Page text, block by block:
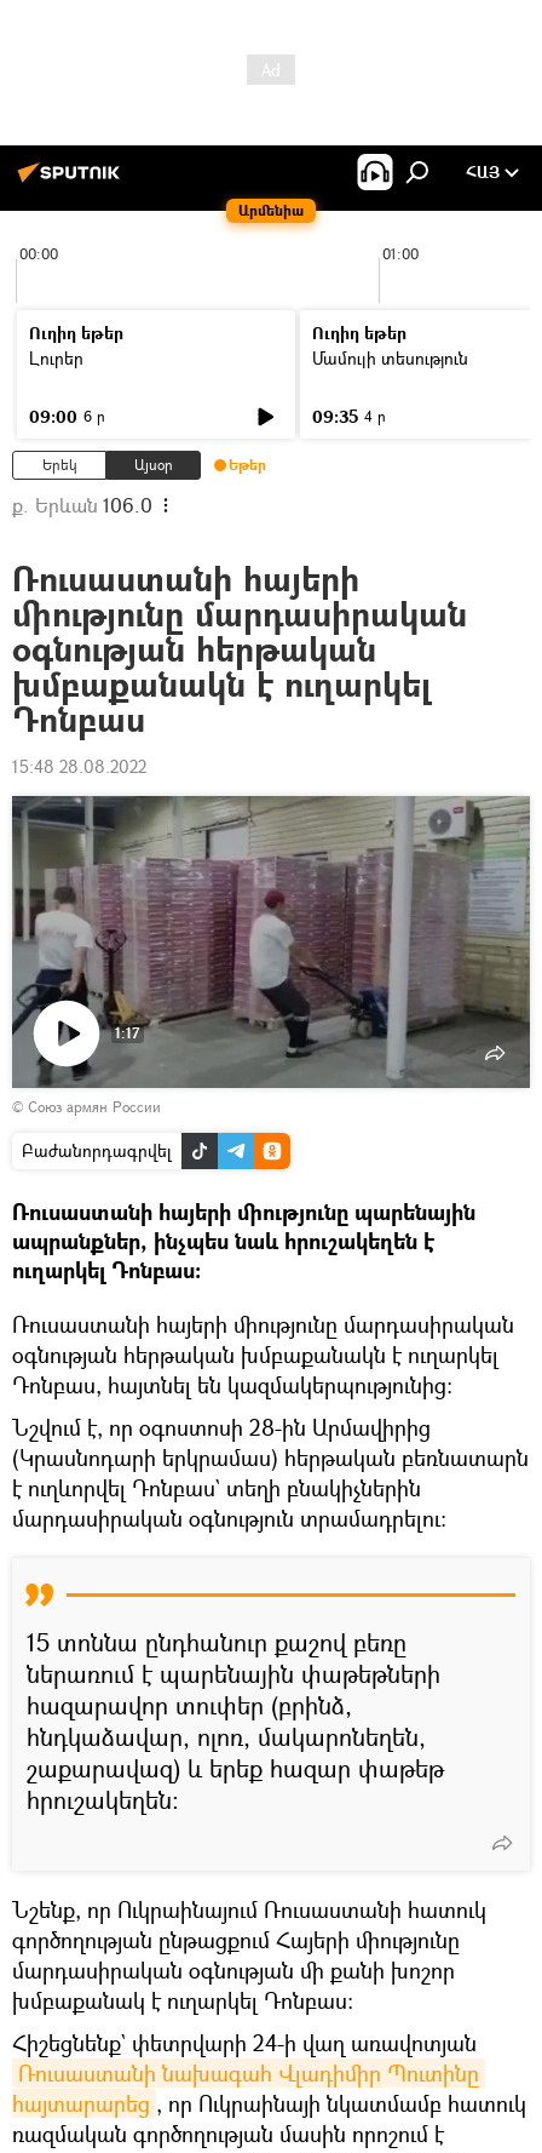
Արմենիա
ՀԱՅ
00:00 01:00
Ուղիղ եթեր
Լուրեր
09:00 6 ր
Ուղիղ եթեր
Մամուլի տեսություն
09:35 4 ր
Երեկ Այսօր Եթեր
ք. Երևան 106.0
Ռուսաստանի հայերի
միությունը մարդասիրական
օգնության հերթական
խմբաքանակն է ուղարկել
Դոնբաս
15:48 28.08.2022
Դիտել
տեսանյութը
1:17
© Союз армян России
Բաժանորդագրվել
Ռուսաստանի հայերի միությունը պարենային
ապրանքներ, ինչպես նաև հրուշակեղեն է
ուղարկել Դոնբաս:
Ռուսաստանի հայերի միությունը մարդասիրական
օգնության հերթական խմբաքանակն է ուղարկել
Դոնբաս, հայտնել են կազմակերպությունից։
Նշվում է, որ օգոստոսի 28-ին Արմավիրից
(Կրասնոդարի երկրամաս) հերթական բեռնատարն
է ուղևորվել Դոնբաս` տեղի բնակիչներին
մարդասիրական օգնություն տրամադրելու։
15 տոննա ընդհանուր քաշով բեռը
ներառում է պարենային փաթեթների
հազարավոր տուփեր (բրինձ,
հնդկաձավար, ոլոռ, մակարոնեղեն,
շաքարավազ) և երեք հազար փաթեթ
հրուշակեղեն։
Նշենք, որ Ուկրաինայում Ռուսաստանի հատուկ
գործողության ընթացքում Հայերի միությունը
մարդասիրական օգնության մի քանի խոշոր
խմբաքանակ է ուղարկել Դոնբաս։
Հիշեցնենք` փետրվարի 24-ի վաղ առավոտյան
Ռուսաստանի նախագահ Վլադիմիր Պուտինը
հայտարարեց , որ Ուկրաինայի նկատմամբ հատուկ
ռազմական գործողության մասին որոշում է